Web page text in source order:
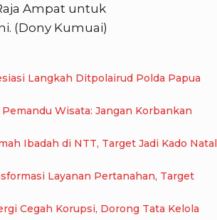
Ampat untuk
(Dony Kumuai)
Langkah Ditpolairud Polda Papua
Wisata: Jangan Korbankan
Ibadah di NTT, Target Jadi Kado Natal
Layanan Pertanahan, Target
Cegah Korupsi, Dorong Tata Kelola